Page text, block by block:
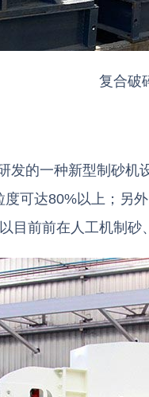
复合破
发的一种新型制砂
可达80%以上；另
目前前在人工机制砂